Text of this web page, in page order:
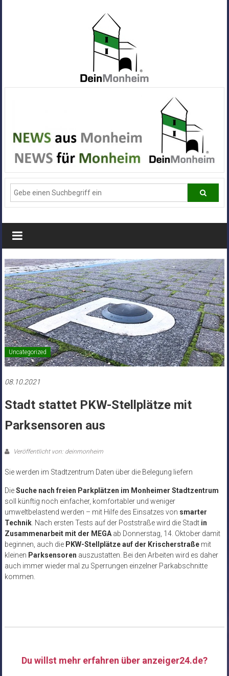
Alle
News
aus
Deiner
Stadt
Monheim
Uncategorized
08.10.2021
Stadt stattet PKW-Stellplätze mit
Parksensoren aus
Veröffentlicht von: deinmonheim
Sie werden im Stadtzentrum Daten über die Belegung liefern
DieSuche nach freien Parkplätzen im Monheimer Stadtzentrum
soll künftig noch einfacher, komfortabler und weniger
umweltbelastend werden – mit Hilfe des Einsatzes von smarter
Technik. Nach ersten Tests auf der Poststraße wird die Stadt in
Zusammenarbeit mit der MEGAab Donnerstag, 14. Oktober damit
beginnen, auch die PKW-Stellplätze auf der Krischerstraßemit
kleinen Parksensoren auszustatten. Bei den Arbeiten wird es daher
auch immer wieder mal zu Sperrungen einzelner Parkabschnitte
kommen.
Du willst mehr erfahren über anzeiger24.de?